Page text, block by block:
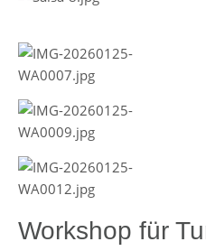
Workshop für